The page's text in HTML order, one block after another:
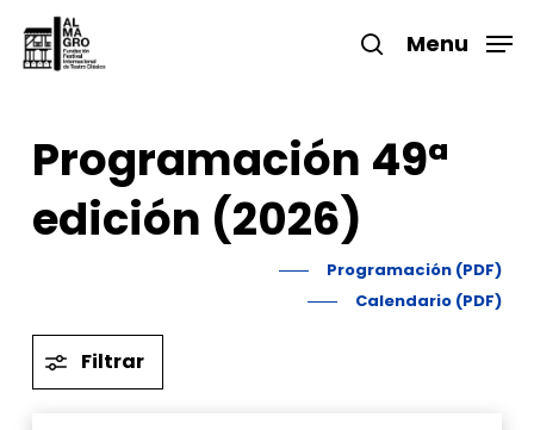
main
search
Menu
Programación 49ª
edición (2026)
Programación (PDF)
Calendario (PDF)
Filtrar